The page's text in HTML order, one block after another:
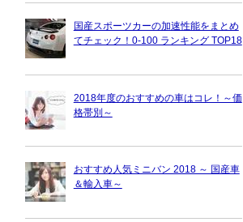
国産スポーツカーの加速性能をまとめ
てチェック！0-100 ランキング TOP18
2018年度のおすすめの車はコレ！～価
格帯別～
おすすめ人気ミニバン 2018 ～ 国産車
＆輸入車～